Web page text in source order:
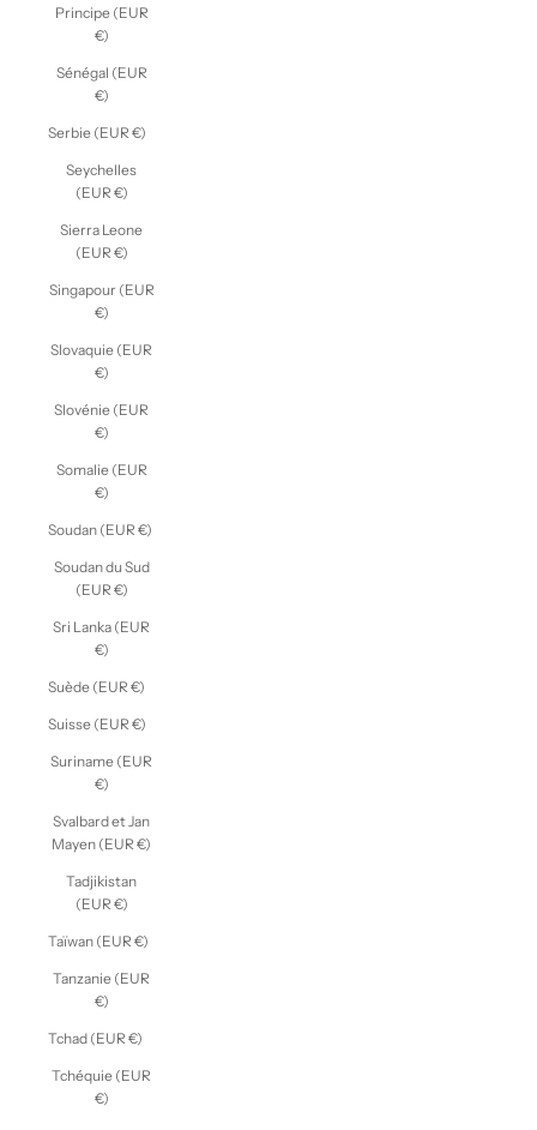
Principe (EUR
€)
Sénégal (EUR
€)
Serbie (EUR €)
Seychelles
(EUR €)
Sierra Leone
(EUR €)
Singapour (EUR
€)
Slovaquie (EUR
€)
Slovénie (EUR
€)
Somalie (EUR
€)
Soudan (EUR €)
Soudan du Sud
(EUR €)
Sri Lanka (EUR
€)
Suède (EUR €)
Suisse (EUR €)
Suriname (EUR
€)
Svalbard et Jan
Mayen (EUR €)
Tadjikistan
(EUR €)
Taïwan (EUR €)
Tanzanie (EUR
€)
Tchad (EUR €)
Tchéquie (EUR
€)